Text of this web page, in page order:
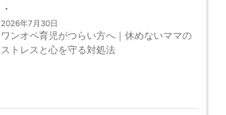
2026年7月30日
ワンオペ育児がつらい方へ｜休めないママの
ストレスと心を守る対処法